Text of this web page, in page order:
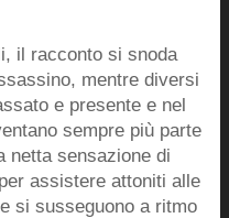
il racconto si snoda
mentre diversi
e presente e nel
sempre più parte
netta sensazione di
assistere attoniti alle
si susseguono a ritmo